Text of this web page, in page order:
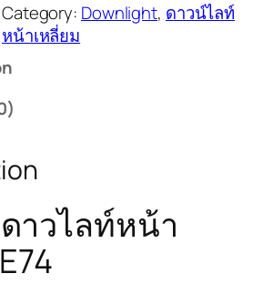
Category: Downlight, ดาวน์ไลท์
หน้าเหลี่ยม
าวไลท์หน้า